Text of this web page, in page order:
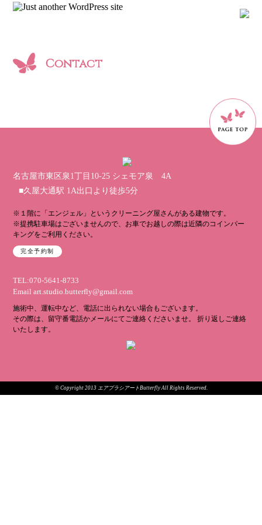
Contact
名古屋市東区泉1丁目10-25 シェモア泉 4A
■久屋大通駅 1A出口より徒歩5分
※１階に「エンジェル」というクリーニング屋さんがある建物です。
※提携駐車場はございませんので、お車でお越しの際は近隣のコインパー
キングをご利用ください。
完全予約制
TEL:070-5641-8733
Emailart.studio.butterfly@gmail.com
施術中、運転中など、電話に出られない場合もございます。
その際は、留守番電話かメールにてご連絡くださいませ。 折り返しご連絡
いたします。
© Copyright 2013 エアブラシアートButterfly All Rights Reserved.